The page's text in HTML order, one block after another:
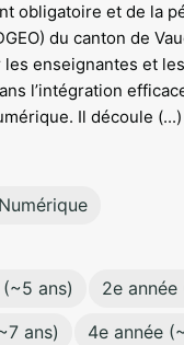
obligatoire et de la
du canton de
les enseignantes et
l’intégration
Il découle (...)
(~5 ans)
2e année
ans)
4e année